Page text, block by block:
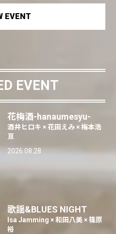
EVENT
EVENT
花梅酒-hanaumesyu-
酒井ヒロキ × 花田えみ × 梅本浩
亘
2026.08.28
歌謡&BLUES NIGHT
Isa Jamming × 和田八美 × 篠原
裕